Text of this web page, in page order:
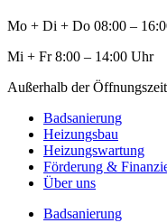
Mo + Di + Do 08:00 –
Mi + Fr 8:00 – 14:00 Uhr
Außerhalb der
Badsanierung
Heizungsbau
Heizungswartung
Förderung &
Über uns
Badsanierung